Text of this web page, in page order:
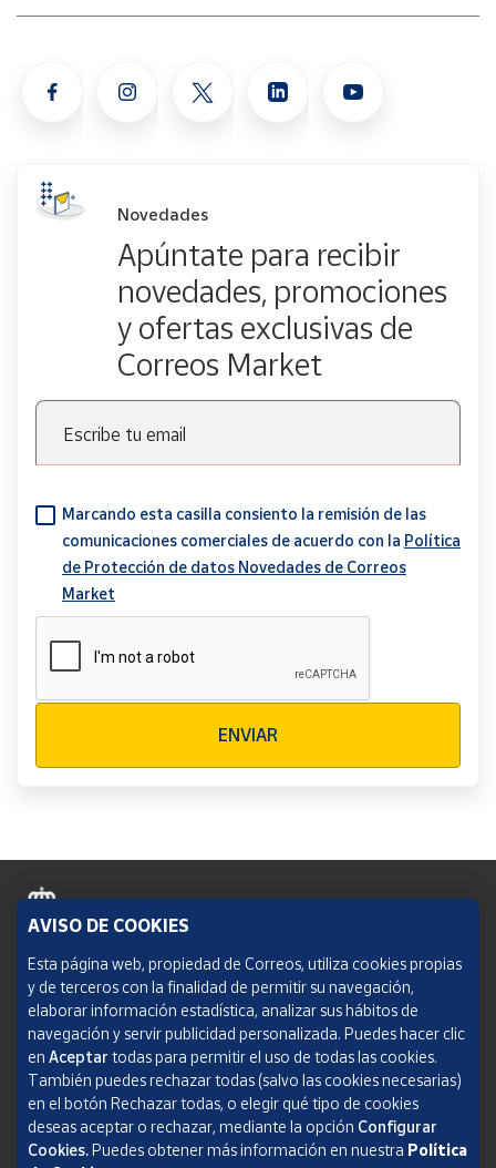
Novedades
Apúntate para recibir
novedades, promociones
y ofertas exclusivas de
Correos Market
Escribe tu email
Marcando esta casilla consiento la remisión de las
comunicaciones comerciales de acuerdo con la Política
de Protección de datos Novedades de Correos
Market
ENVIAR
Política de cookies
Aviso legal
Condiciones del servicio
Política de Privacidad Web
Informe de transparencia
AVISO DE COOKIES
Esta página web, propiedad de Correos, utiliza cookies propias
y de terceros con la finalidad de permitir su navegación,
elaborar información estadística, analizar sus hábitos de
navegación y servir publicidad personalizada. Puedes hacer clic
en Aceptar todas para permitir el uso de todas las cookies.
También puedes rechazar todas (salvo las cookies necesarias)
en el botón Rechazar todas, o elegir qué tipo de cookies
deseas aceptar o rechazar, mediante la opción Configurar
Cookies.Puedes obtener más información en nuestra Política